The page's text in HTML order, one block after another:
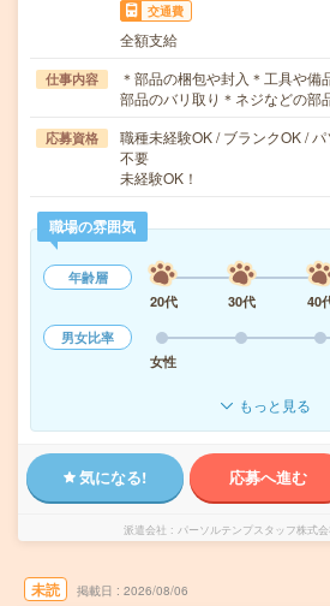
交通費
全額支給
仕事内容
＊部品の梱包や封入＊工具や備
部品のバリ取り＊ネジなどの
応募資格
職種未経験OK / ブランクOK /
不要
未経験OK！
職場の雰囲気
年齢層
20代
30代 40
男女比率
女性
もっと見る
気になる! 応募へ進む
派遣会社 パーソルテンプスタッフ株式
未読 掲載日 2026/08/06